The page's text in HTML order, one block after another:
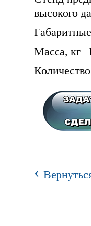
высокого
Масса, кг
‹